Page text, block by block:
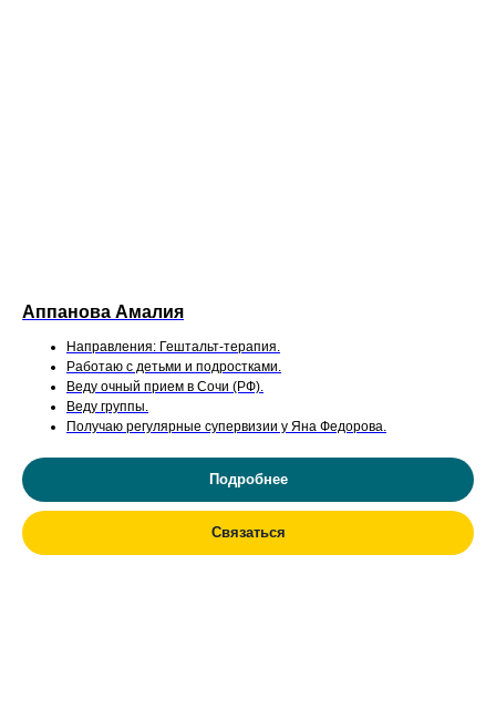
Аппанова Амалия
Направления: Гештальт-терапия.
Работаю с детьми и подростками.
Веду очный прием в Сочи (РФ).
Веду группы.
Получаю регулярные супервизии у Яна Федорова.
Подробнее
Связаться